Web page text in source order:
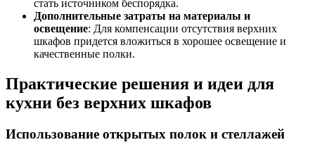
стать источником беспорядка.
Дополнительные затраты на материалы и
освещение: Для компенсации отсутствия верхних
шкафов придется вложиться в хорошее освещение и
качественные полки.
Практические решения и идеи для
кухни без верхних шкафов
Использование открытых полок и стеллажей